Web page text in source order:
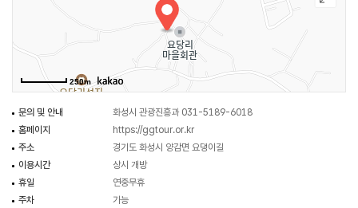
솟은 덕지산이 있고, 근처에는 요당리성지가 위치하고 있어 함께 둘러보기 좋다.
250m
문의 및 안내
화성시 관광진흥과 031-5189-6018
홈페이지
https://ggtour.or.kr
주소
경기도 화성시 양감면 요댕이길
이용시간
상시 개방
휴일
연중무휴
주차
가능